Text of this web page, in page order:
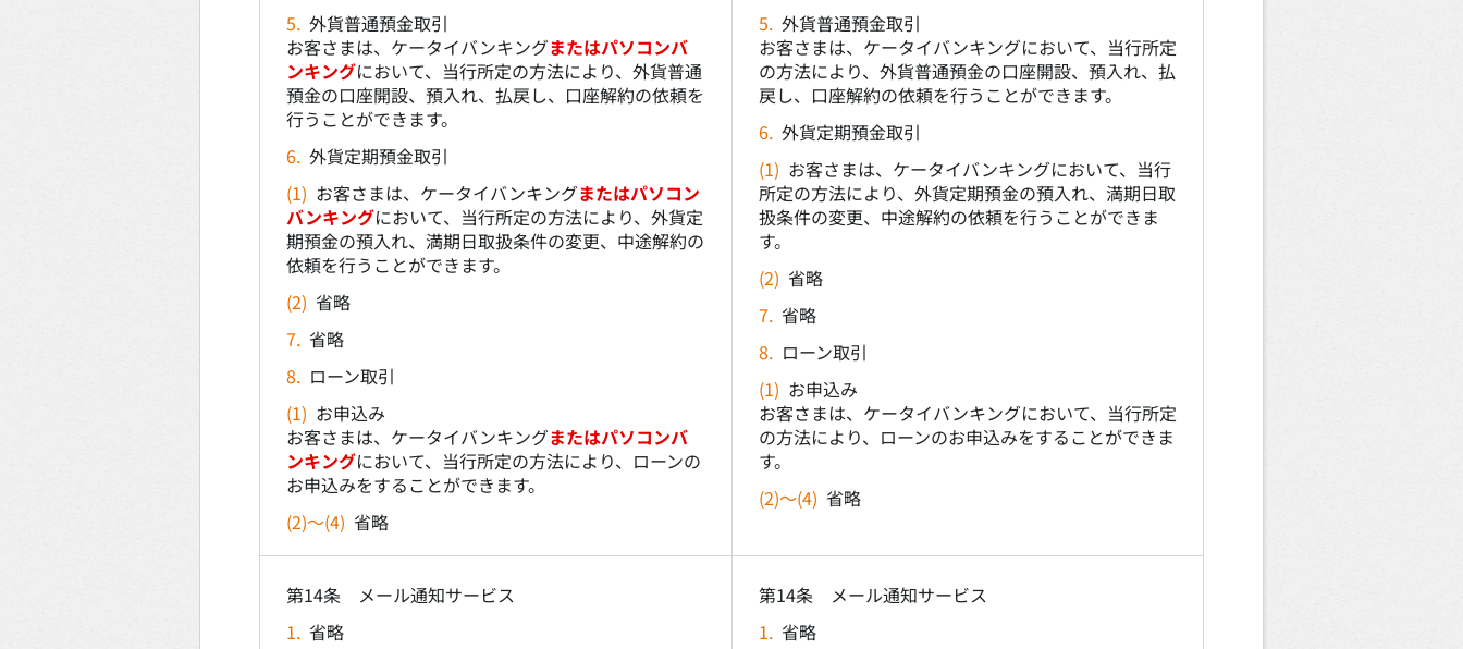
5. 外貨普通預金取引
お客さまは、ケータイバンキングまたはパソコンバ
ンキングにおいて、当行所定の方法により、外貨普通
預金の口座開設、預入れ、払戻し、口座解約の依頼を
行うことができます。
6. 外貨定期預金取引
(1) お客さまは、ケータイバンキングまたはパソコン
バンキングにおいて、当行所定の方法により、外貨定
期預金の預入れ、満期日取扱条件の変更、中途解約の
依頼を行うことができます。
(2) 省略
7. 省略
8. ローン取引
(1) お申込み
お客さまは、ケータイバンキングまたはパソコンバ
ンキングにおいて、当行所定の方法により、ローンの
お申込みをすることができます。
(2)～(4) 省略
5. 外貨普通預金取引
お客さまは、ケータイバンキングにおいて、当行所定
の方法により、外貨普通預金の口座開設、預入れ、払
戻し、口座解約の依頼を行うことができます。
6. 外貨定期預金取引
(1) お客さまは、ケータイバンキングにおいて、当行
所定の方法により、外貨定期預金の預入れ、満期日取
扱条件の変更、中途解約の依頼を行うことができま
す。
(2) 省略
7. 省略
8. ローン取引
(1) お申込み
お客さまは、ケータイバンキングにおいて、当行所定
の方法により、ローンのお申込みをすることができま
す。
(2)～(4) 省略
第14条 メール通知サービス
1. 省略
第14条 メール通知サービス
1. 省略